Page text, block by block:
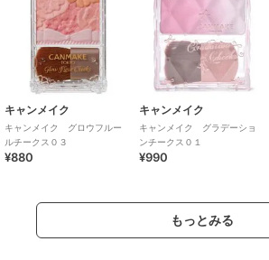
キャンメイク
キャンメイク グロウフルー
ルチークス０３
¥880
キャンメイク
キャンメイク グラデーショ
ンチークス０１
¥990
もっとみる